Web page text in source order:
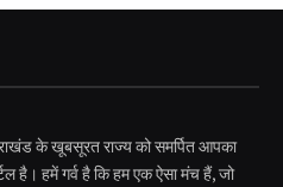
के खूबसूरत राज्य को समर्पित आपका
है। हमें गर्व है कि हम एक ऐसा मंच हैं, जो